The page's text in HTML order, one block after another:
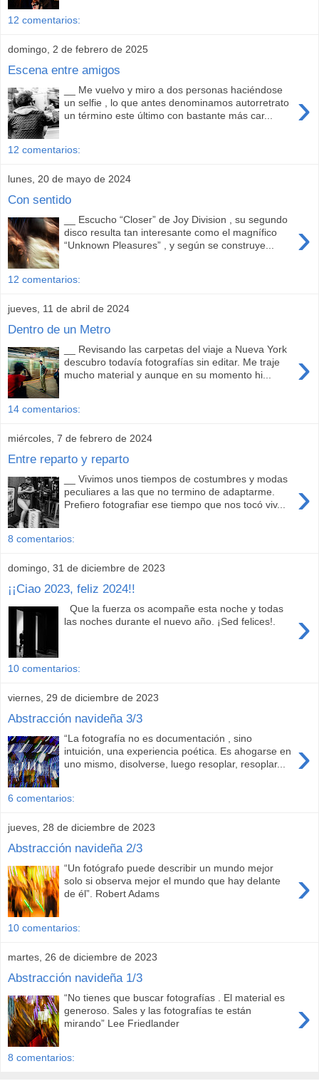
12 comentarios:
domingo, 2 de febrero de 2025
Escena entre amigos
›
__ Me vuelvo y miro a dos personas haciéndose
un selfie , lo que antes denominamos autorretrato
un término este último con bastante más car...
12 comentarios:
lunes, 20 de mayo de 2024
Con sentido
›
__ Escucho “Closer” de Joy Division , su segundo
disco resulta tan interesante como el magnífico
“Unknown Pleasures” , y según se construye...
12 comentarios:
jueves, 11 de abril de 2024
Dentro de un Metro
›
__ Revisando las carpetas del viaje a Nueva York
descubro todavía fotografías sin editar. Me traje
mucho material y aunque en su momento hi...
14 comentarios:
miércoles, 7 de febrero de 2024
Entre reparto y reparto
›
__ Vivimos unos tiempos de costumbres y modas
peculiares a las que no termino de adaptarme.
Prefiero fotografiar ese tiempo que nos tocó viv...
8 comentarios:
domingo, 31 de diciembre de 2023
¡¡Ciao 2023, feliz 2024!!
›
Que la fuerza os acompañe esta noche y todas
las noches durante el nuevo año. ¡Sed felices!.
10 comentarios:
viernes, 29 de diciembre de 2023
Abstracción navideña 3/3
›
“La fotografía no es documentación , sino
intuición, una experiencia poética. Es ahogarse en
uno mismo, disolverse, luego resoplar, resoplar...
6 comentarios:
jueves, 28 de diciembre de 2023
Abstracción navideña 2/3
›
“Un fotógrafo puede describir un mundo mejor
solo si observa mejor el mundo que hay delante
de él”. Robert Adams
10 comentarios:
martes, 26 de diciembre de 2023
Abstracción navideña 1/3
›
“No tienes que buscar fotografías . El material es
generoso. Sales y las fotografías te están
mirando” Lee Friedlander
8 comentarios: